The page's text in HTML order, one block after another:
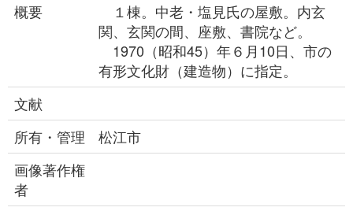
概要
１棟。中老・塩見氏の屋敷。内玄
関、玄関の間、座敷、書院など。
1970（昭和45）年６月10日、市の
有形文化財（建造物）に指定。
文献
所有・管理
松江市
画像著作権
者